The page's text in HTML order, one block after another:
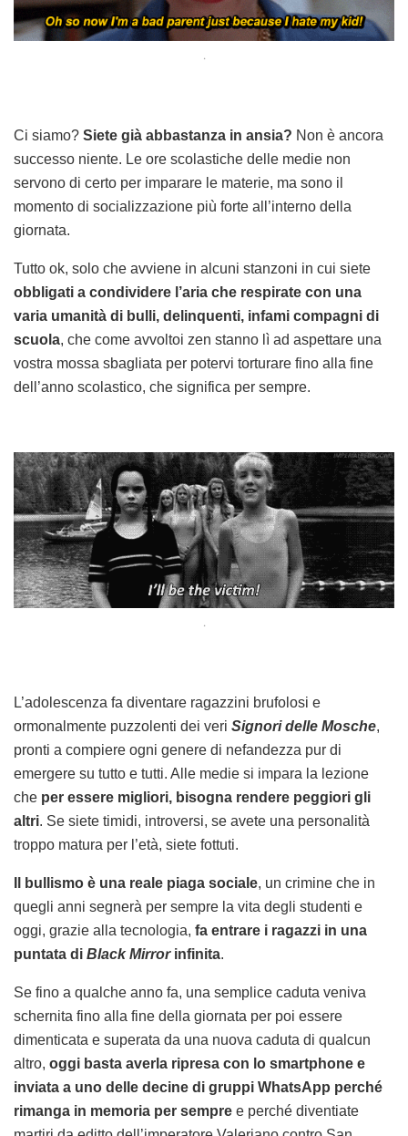
.
Ci siamo? Siete già abbastanza in ansia? Non è ancora
successo niente. Le ore scolastiche delle medie non
servono di certo per imparare le materie, ma sono il
momento di socializzazione più forte all’interno della
giornata.
Tutto ok, solo che avviene in alcuni stanzoni in cui siete
obbligati a condividere l’aria che respirate con una
varia umanità di bulli, delinquenti, infami compagni di
scuola, che come avvoltoi zen stanno lì ad aspettare una
vostra mossa sbagliata per potervi torturare fino alla fine
dell’anno scolastico, che significa per sempre.
.
L’adolescenza fa diventare ragazzini brufolosi e
ormonalmente puzzolenti dei veri Signori delle Mosche,
pronti a compiere ogni genere di nefandezza pur di
emergere su tutto e tutti. Alle medie si impara la lezione
che per essere migliori, bisogna rendere peggiori gli
altri. Se siete timidi, introversi, se avete una personalità
troppo matura per l’età, siete fottuti.
Il bullismo è una reale piaga sociale, un crimine che in
quegli anni segnerà per sempre la vita degli studenti e
oggi, grazie alla tecnologia, fa entrare i ragazzi in una
puntata di Black Mirrorinfinita.
Se fino a qualche anno fa, una semplice caduta veniva
schernita fino alla fine della giornata per poi essere
dimenticata e superata da una nuova caduta di qualcun
altro, oggi basta averla ripresa con lo smartphone e
inviata a uno delle decine di gruppi WhatsApp perché
rimanga in memoria per sempre e perché diventiate